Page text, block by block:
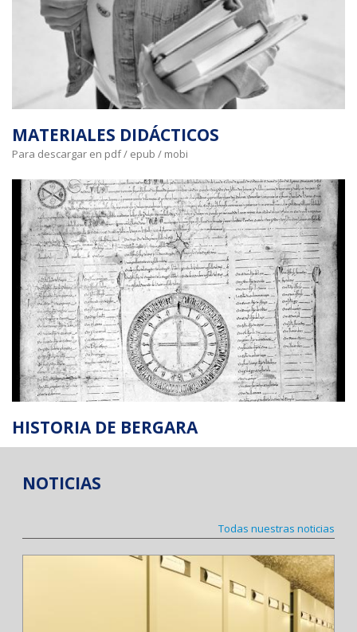
MATERIALES DIDÁCTICOS
Para descargar en pdf / epub / mobi
HISTORIA DE BERGARA
NOTICIAS
Todas nuestras noticias